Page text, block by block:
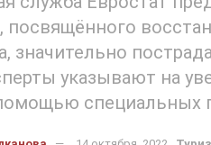
посвящённого
значительно
указывают на
специальных